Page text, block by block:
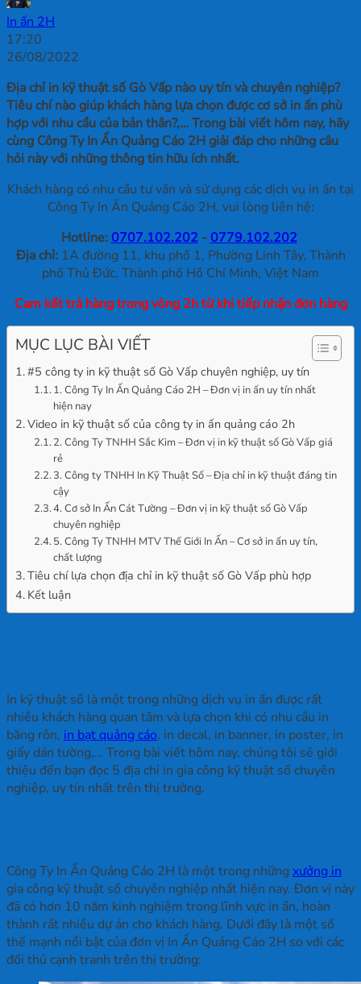
In ấn 2H
17:20
26/08/2022
Địa chỉ in kỹ thuật số Gò Vấp nào uy tín và chuyên nghiệp?
Tiêu chí nào giúp khách hàng lựa chọn được cơ sở in ấn phù
hợp với nhu cầu của bản thân?,… Trong bài viết hôm nay, hãy
cùng Công Ty In Ấn Quảng Cáo 2H giải đáp cho những câu
hỏi này với những thông tin hữu ích nhất.
Khách hàng có nhu cầu tư vấn và sử dụng các dịch vụ in ấn tại
Công Ty In Ấn Quảng Cáo 2H, vui lòng liên hệ:
Hotline: 0707.102.202- 0779.102.202
Địa chỉ:1A đường 11, khu phố 1, Phường Linh Tây, Thành
phố Thủ Đức, Thành phố Hồ Chí Minh, Việt Nam
Cam kết trả hàng trong vòng 2h từ khi tiếp nhận đơn hàng
MỤC LỤC BÀI VIẾT
#5 công ty in kỹ thuật số Gò Vấp chuyên nghiệp, uy tín
1. Công Ty In Ấn Quảng Cáo 2H – Đơn vị in ấn uy tín nhất
hiện nay
Video in kỹ thuật số của công ty in ấn quảng cáo 2h
2. Công Ty TNHH Sắc Kim – Đơn vị in kỹ thuật số Gò Vấp giá
rẻ
3. Công ty TNHH In Kỹ Thuật Số – Địa chỉ in kỹ thuật đáng tin
cậy
4. Cơ sở In Ấn Cát Tường – Đơn vị in kỹ thuật số Gò Vấp
chuyên nghiệp
5. Công Ty TNHH MTV Thế Giới In Ấn – Cơ sở in ấn uy tín,
chất lượng
Tiêu chí lựa chọn địa chỉ in kỹ thuật số Gò Vấp phù hợp
Kết luận
In kỹ thuật số là một trong những dịch vụ in ấn được rất
nhiều khách hàng quan tâm và lựa chọn khi có nhu cầu in
băng rôn, in bạt quảng cáo, in decal, in banner, in poster, in
giấy dán tường,… Trong bài viết hôm nay, chúng tôi sẽ giới
thiệu đến bạn đọc 5 địa chỉ in gia công kỹ thuật số chuyên
nghiệp, uy tín nhất trên thị trường.
Công Ty In Ấn Quảng Cáo 2H là một trong những xưởng in
gia công kỹ thuật số chuyên nghiệp nhất hiện nay. Đơn vị này
đã có hơn 10 năm kinh nghiệm trong lĩnh vực in ấn, hoàn
thành rất nhiều dự án cho khách hàng. Dưới đây là một số
thế mạnh nổi bật của đơn vị In Ấn Quảng Cáo 2H so với các
đối thủ cạnh tranh trên thị trường: